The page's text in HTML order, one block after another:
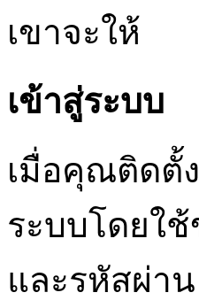
เขาจะให้
เข้าสู่ระบบ
เมื่อคุณติดตั้
ระบบโดยใ
และรหัสผ่าน